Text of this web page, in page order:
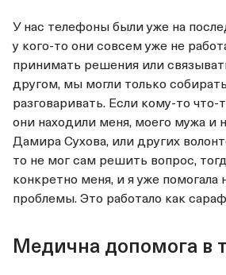
У нас телефоны были уже на
у кого-то они совсем уже не
принимать решения или
другом, мы могли только
разговаривать. Если кому-то что-
они находили меня, моего мужа и
Дамира Сухова, или других
то не мог сам решить вопрос,
конкретно меня, и я уже
проблемы. Это работало как
Медична допомога в